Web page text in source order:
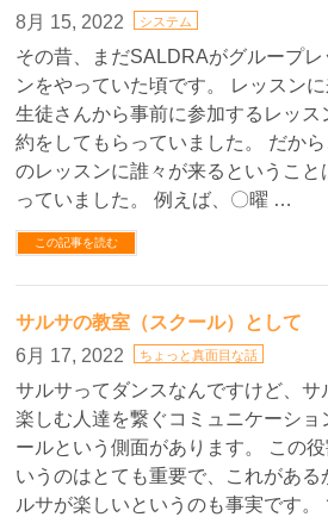
8月 15, 2022
システム
その昔、まだSALDRAがグループレ
ンをやっていた頃です。 レッスンに
生徒さんから事前に参加するレッス
約をしてもらっていました。 だか
のレッスンに誰々が来るということ
っていました。 例えば、〇曜 …
この記事を読む
サルサの教室（スクール）として
6月 17, 2022
ちょっと真面目な話
サルサってダンスなんですけど、サ
楽しむ人達を繋ぐコミュニケーショ
ールという側面があります。 この役
いうのはとても重要で、これがある
ルサが楽しいというのも事実です。